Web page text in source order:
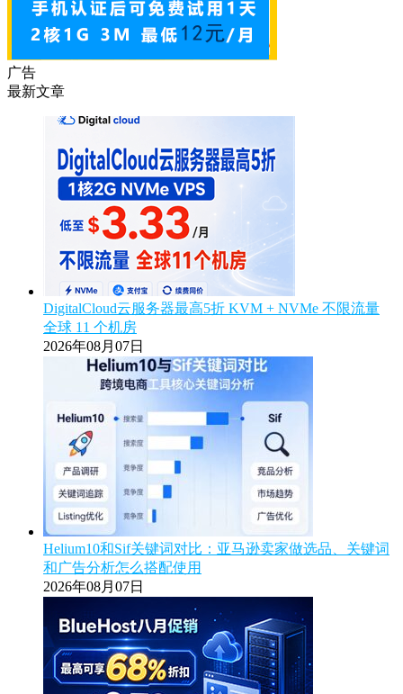
广告
最新文章
DigitalCloud云服务器最高5折 KVM + NVMe 不限流量
全球 11 个机房
2026年08月07日
Helium10和Sif关键词对比：亚马逊卖家做选品、关键词
和广告分析怎么搭配使用
2026年08月07日